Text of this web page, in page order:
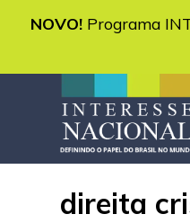
NOVO! Programa
direita